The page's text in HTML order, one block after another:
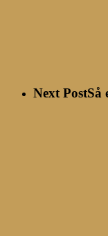
Next PostSå